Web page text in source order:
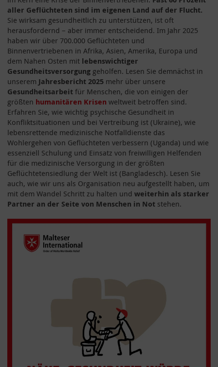
aller Geflüchteten sind im eigenen Land auf der Flucht.
Sie wirksam gesundheitlich zu unterstützen, ist oft
herausfordernd – aber immer entscheidend. Im Jahr 2025
haben wir über 700.000 Geflüchteten und
Binnenvertriebenen in Afrika, Asien, Amerika, Europa und
dem Nahen Osten mit lebenswichtiger
Gesundheitsversorgung geholfen. Lesen Sie demnächst in
unserem Jahresbericht 2025 mehr über unsere
Gesundheitsarbeit für Menschen, die von einigen der
größten humanitären Krisen weltweit betroffen sind.
Erfahren Sie, wie wichtig psychische Gesundheit in
Konfliktsituationen und bei Vertreibung ist (Ukraine), wie
lebensrettende medizinische Notfalldienste das
Wohlergehen von Geflüchteten verbessern (Uganda) und wie
essenziell Schulung und Einsatz von freiwilligen Helfenden
für die medizinische Versorgung in der größten
Geflüchtetensiedlung der Welt ist (Bangladesch). Lesen Sie
auch, wie wir uns als Organisation neu aufgestellt haben, um
mit dem Wandel Schritt zu halten und weiterhin als starker
Partner an der Seite von Menschen in Not stehen.